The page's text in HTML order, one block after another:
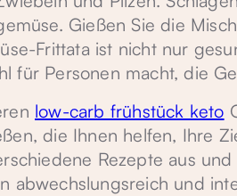
Gießen Sie die
Frittata ist nicht nur
für Personen macht, die
low-carb frühstück keto
die Ihnen helfen, Ihre
Rezepte aus
abwechslungsreich und